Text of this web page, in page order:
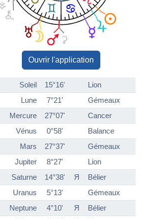
Ouvrir l'application
Soleil 15°16'
Lion
Lune
7°21'
Gémeaux
Mercure
27°07'
Cancer
Vénus
0°58'
Balance
Mars
27°37'
Gémeaux
Jupiter
8°27'
Lion
Saturne
14°38' Я
Bélier
Uranus
5°13'
Gémeaux
Neptune
4°10' Я
Bélier